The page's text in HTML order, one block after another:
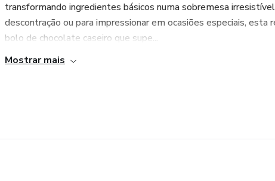
transformando ingredientes básicos numa sobremesa
descontração ou para impressionar em ocasiões especiais, esta
bolo de chocolate caseiro que supe...
Mostrar mais